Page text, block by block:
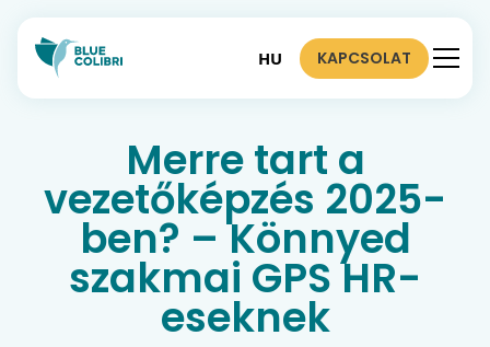
HU KAPCSOLAT
Merre tart a
vezetőképzés 2025-
ben? – Könnyed
szakmai GPS HR-
eseknek